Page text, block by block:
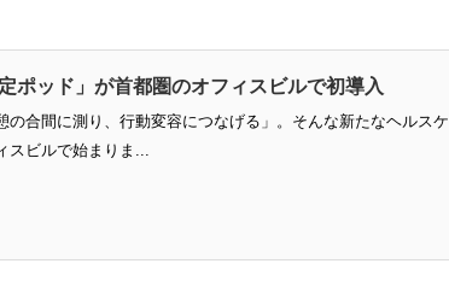
ポッド」が首都圏のオフィスビルで初導入
の合間に測り、行動変容につなげる」。そんな新たなヘルスケ
スビルで始まりま...